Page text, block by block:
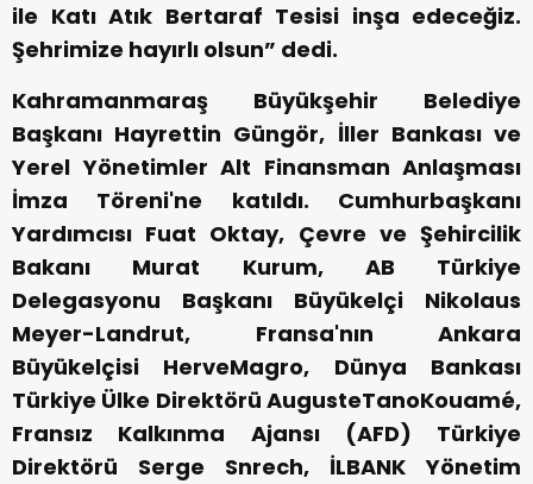
ile Katı Atık Bertaraf Tesisi inşa edeceğiz.
Şehrimize hayırlı olsun” dedi.
Kahramanmaraş Büyükşehir Belediye
Başkanı Hayrettin Güngör, İller Bankası ve
Yerel Yönetimler Alt Finansman Anlaşması
İmza Töreni'ne katıldı. Cumhurbaşkanı
Yardımcısı Fuat Oktay, Çevre ve Şehircilik
Bakanı Murat Kurum, AB Türkiye
Delegasyonu Başkanı Büyükelçi Nikolaus
Meyer-Landrut, Fransa'nın Ankara
Büyükelçisi HerveMagro, Dünya Bankası
Türkiye Ülke Direktörü AugusteTanoKouamé,
Fransız Kalkınma Ajansı (AFD) Türkiye
Direktörü Serge Snrech, İLBANK Yönetim